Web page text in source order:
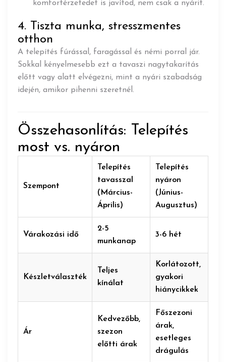
komfortérzetedet is javítod, nem csak a nyárit.
4. Tiszta munka, stresszmentes
otthon
A telepítés fúrással, faragással és némi porral jár.
Sokkal kényelmesebb ezt a tavaszi nagytakarítás
előtt vagy alatt elvégezni, mint a nyári szabadság
idején, amikor pihenni szeretnél.
Összehasonlítás: Telepítés
most vs. nyáron
Szempont
Telepítés
tavasszal
(Március-
Április)
Telepítés
nyáron
(Június-
Augusztus)
Várakozási idő
2-5
munkanap
3-6 hét
Készletválaszték
Teljes
kínálat
Korlátozott,
gyakori
hiánycikkek
Ár
Kedvezőbb,
szezon
előtti árak
Főszezoni
árak,
esetleges
drágulás